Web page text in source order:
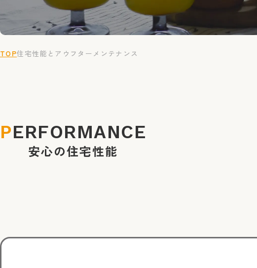
TOP住宅性能とアウフターメンテナンス
PERFORMANCE
安心の住宅性能